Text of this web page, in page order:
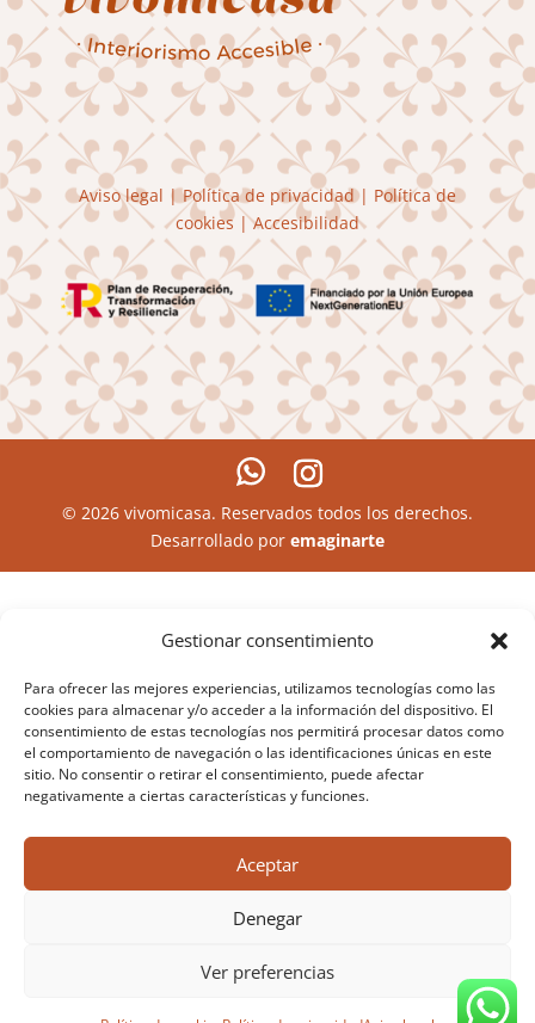
Gestionar consentimiento
Para ofrecer las mejores experiencias, utilizamos tecnologías como las
cookies para almacenar y/o acceder a la información del dispositivo. El
consentimiento de estas tecnologías nos permitirá procesar datos como
el comportamiento de navegación o las identificaciones únicas en este
sitio. No consentir o retirar el consentimiento, puede afectar
negativamente a ciertas características y funciones.
Aceptar
Denegar
Ver preferencias
Aviso legal |Política de privacidad| Política de
cookies|Accesibilidad
© 2026 vivomicasa. Reservados todos los derechos.
Desarrollado por emaginarte